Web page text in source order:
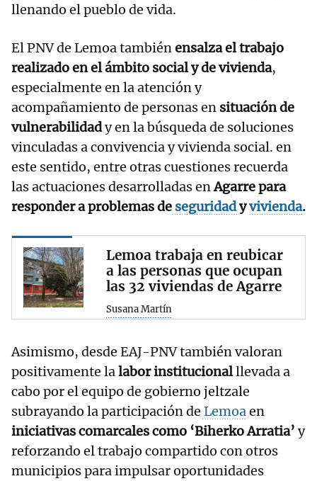
llenando el pueblo de vida.
El PNV de Lemoa tambiénensalza el trabajo
realizado en el ámbito social y de vivienda,
especialmente en la atención y
acompañamiento de personas en situación de
vulnerabilidady en la búsqueda de soluciones
vinculadas a convivencia y vivienda social. en
este sentido, entre otras cuestiones recuerda
las actuaciones desarrolladas enAgarre para
responder a problemas de seguridadyvivienda.
Lemoa trabaja en reubicar
a las personas que ocupan
las 32 viviendas de Agarre
Susana Martín
Asimismo, desde EAJ-PNV también valoran
positivamente lalabor institucionalllevada a
cabo por el equipo de gobierno jeltzale
subrayando la participación de Lemoaen
iniciativas comarcales como ‘Biherko Arratia’ y
reforzando el trabajo compartido con otros
municipios para impulsar oportunidades